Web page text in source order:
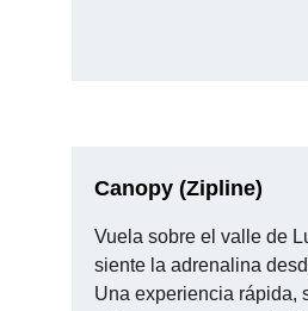
Canopy (Zipline)
Vuela sobre el valle de
siente la adrenalina
Una experiencia rápida,